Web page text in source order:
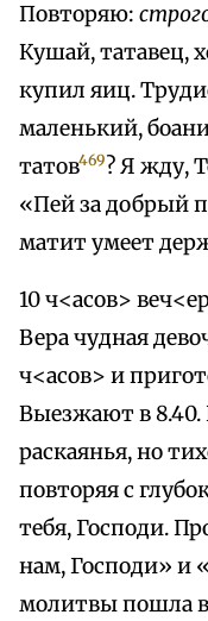
Повторяю:
Кушай, татавец,
купил яиц.
маленький,
татов469 ? Я жду,
«Пей за добрый
матит умеет
10 ч<асов>
Вера чудная
ч<асов> и
Выезжают в 8.40.
раскаянья, но
повторяя с
тебя, Господи.
нам, Господи» и
молитвы пошла